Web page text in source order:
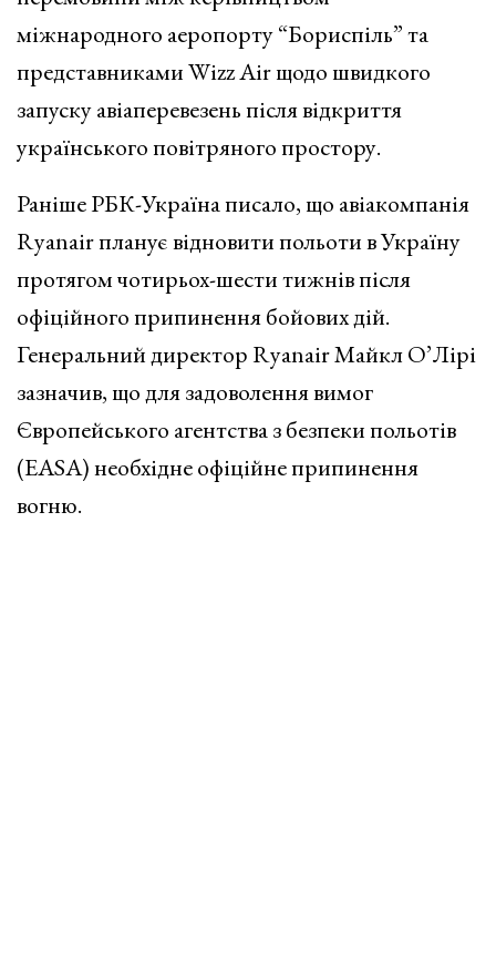
міжнародного аеропорту “Бориспіль” та
представниками Wizz Air щодо швидкого
запуску авіаперевезень після відкриття
українського повітряного простору.
Раніше РБК-Україна писало, що авіакомпанія
Ryanair планує відновити польоти в Україну
протягом чотирьох-шести тижнів після
офіційного припинення бойових дій.
Генеральний директор Ryanair Майкл О’Лірі
зазначив, що для задоволення вимог
Європейського агентства з безпеки польотів
(EASA) необхідне офіційне припинення
вогню. ​